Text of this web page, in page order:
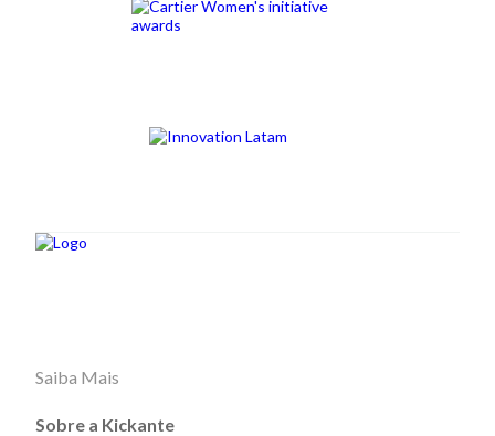
Saiba Mais
Sobre a Kickante